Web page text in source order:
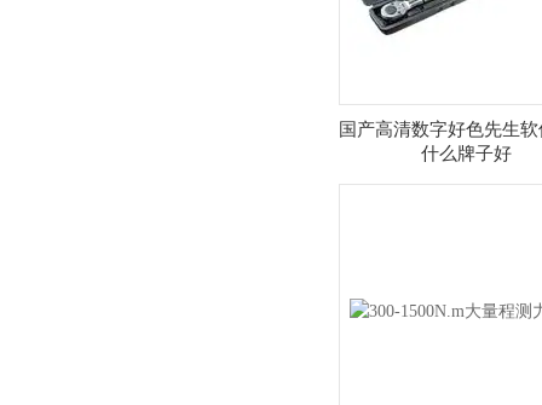
国产高清数字好色先生
什么牌子好